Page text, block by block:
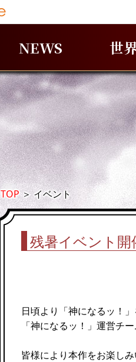
NEWS 世
TOP＞イベント
残暑イベント開
日頃より「神になるッ！
「神になるッ！」運営チー
皆様により本作をお楽しみ